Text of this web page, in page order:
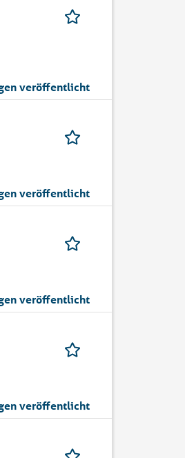
veröffentlicht
veröffentlicht
veröffentlicht
veröffentlicht